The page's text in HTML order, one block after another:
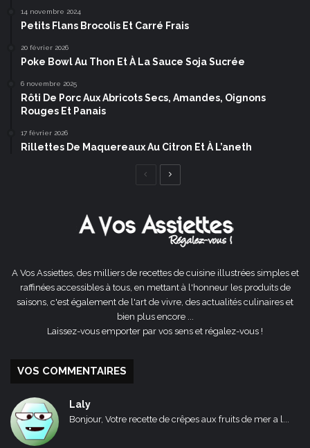
14 novembre 2024
Petits Flans Brocolis Et Carré Frais
20 février 2026
Poke Bowl Au Thon Et À La Sauce Soja Sucrée
6 novembre 2025
Rôti De Porc Aux Abricots Secs, Amandes, Oignons
Rouges Et Panais
17 février 2026
Rillettes De Maquereaux Au Citron Et À L’aneth
Page
A Vos Assiettes, des milliers de recettes de cuisine illustrées simples et
raffinées accessibles à tous, en mettant à l'honneur les produits de
saisons, c'est également de l'art de vivre, des actualités culinaires et
bien plus encore ...
Laissez-vous emporter par vos sens et régalez-vous !
VOS COMMENTAIRES
Laly
Bonjour, Votre recette de crêpes aux fruits de mer a l...